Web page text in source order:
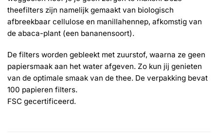
theefilters zijn namelijk gemaakt van biologisch
afbreekbaar cellulose en manillahennep, afkomstig van
de abaca-plant (een bananensoort).
De filters worden gebleekt met zuurstof, waarna ze geen
papiersmaak aan het water afgeven. Zo kun jij genieten
van de optimale smaak van de thee. De verpakking bevat
100 papieren filters.
FSC gecertificeerd.